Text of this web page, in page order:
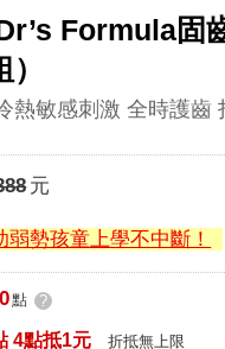
Formula固
熱敏感刺激 全時護齒
元
勢孩童上學不中斷！
點 ?
4點抵1元 折抵無上限